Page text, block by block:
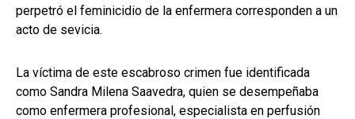
perpetró el feminicidio de la enfermera corresponden a un
acto de sevicia.
La víctima de este escabroso crimen fue identificada
como Sandra Milena Saavedra, quien se desempeñaba
como enfermera profesional, especialista en perfusión